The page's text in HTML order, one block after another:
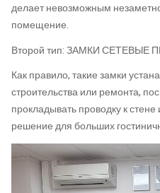
делает невозможным
помещение.
Второй тип: ЗАМКИ СЕТЕВЫЕ
Как правило, такие замки
строительства или ремонта,
прокладывать проводку к
решение для больших